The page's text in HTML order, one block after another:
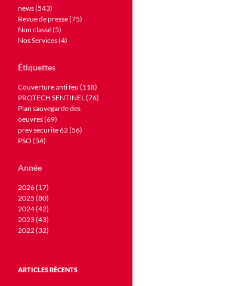
news (543)
Revue de presse (75)
Non classé (5)
Nos Services (4)
Étiquettes
Couverture anti feu (118)
PROTECH SENTINEL (76)
Plan sauvegarde des
oeuvres (69)
prev securite 62 (56)
PSO (54)
Année
2026 (17)
2025 (80)
2024 (42)
2023 (43)
2022 (32)
ARTICLES RÉCENTS